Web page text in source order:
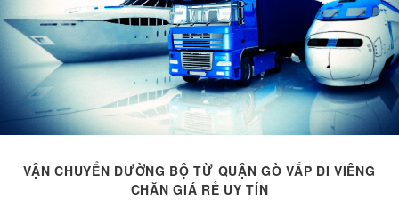
VẬN CHUYỂN ĐƯỜNG BỘ TỪ QUẬN GÒ VẤP ĐI VIÊNG
CHĂN GIÁ RẺ UY TÍN